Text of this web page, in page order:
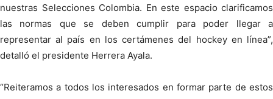
nuestras Selecciones Colombia. En este espacio clarificamos
las normas que se deben cumplir para poder llegar a
representar al país en los certámenes del hockey en línea”,
detalló el presidente Herrera Ayala.
“Reiteramos a todos los interesados en formar parte de estos